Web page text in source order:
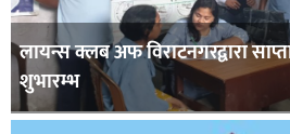
लायन्स क्लब अफ विराटनगरद्वारा
शुभारम्भ